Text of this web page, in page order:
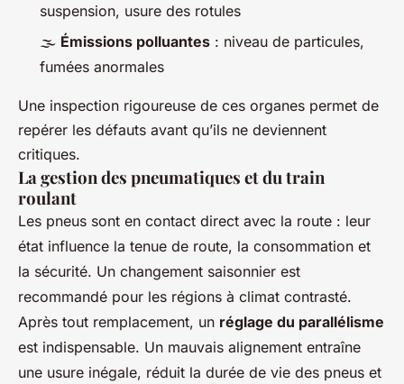
suspension, usure des rotules
🌫️ Émissions polluantes : niveau de particules,
fumées anormales
Une inspection rigoureuse de ces organes permet de
repérer les défauts avant qu’ils ne deviennent
critiques.
La gestion des pneumatiques et du train
roulant
Les pneus sont en contact direct avec la route : leur
état influence la tenue de route, la consommation et
la sécurité. Un changement saisonnier est
recommandé pour les régions à climat contrasté.
Après tout remplacement, un réglage du parallélisme
est indispensable. Un mauvais alignement entraîne
une usure inégale, réduit la durée de vie des pneus et